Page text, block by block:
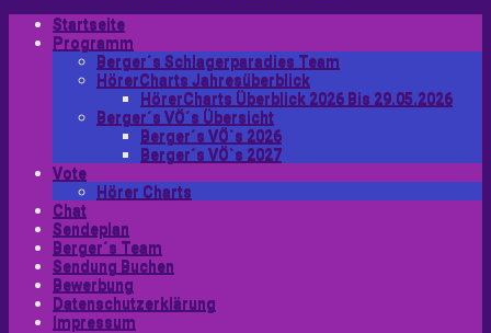
Startseite
Programm
Berger´s Schlagerparadies Team
HörerCharts Jahresüberblick
HörerCharts Überblick 2026 Bis 29.05.2026
Berger´s VÖ´s Übersicht
Berger´s VÖ`s 2026
Berger´s VÖ`s 2027
Vote
Hörer Charts
Chat
Sendeplan
Berger´s Team
Sendung Buchen
Bewerbung
Datenschutzerklärung
Impressum